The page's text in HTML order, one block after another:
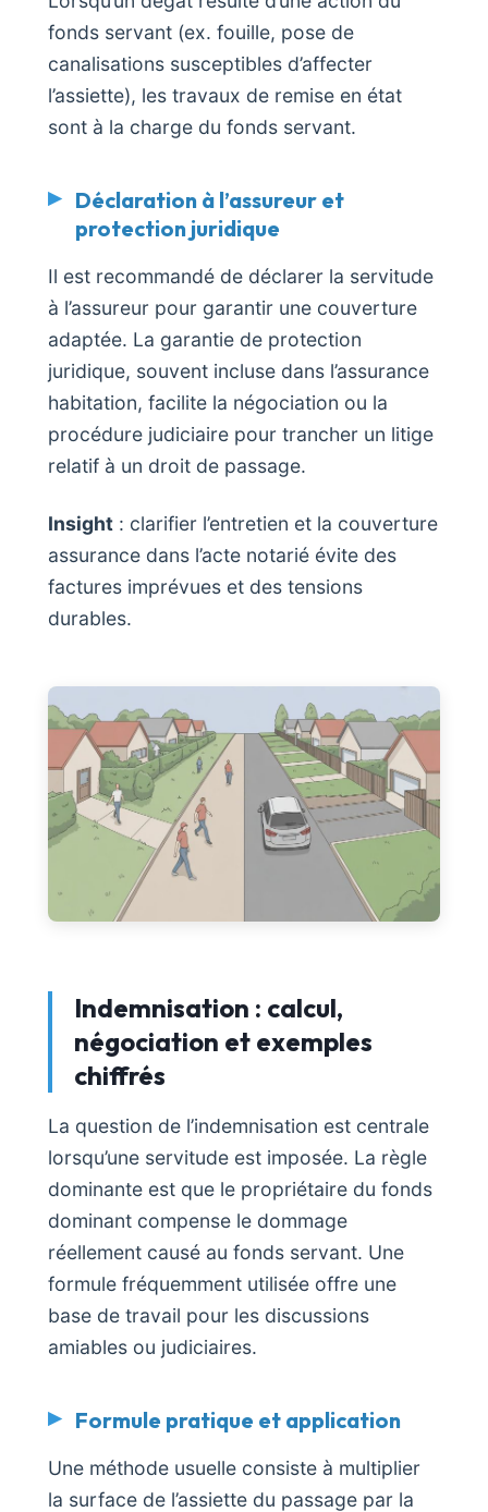
fonds servant (ex. fouille, pose de
canalisations susceptibles d’affecter
l’assiette), les travaux de remise en état
sont à la charge du fonds servant.
Déclaration à l’assureur et
protection juridique
Il est recommandé de déclarer la servitude
à l’assureur pour garantir une couverture
adaptée. La garantie de protection
juridique, souvent incluse dans l’assurance
habitation, facilite la négociation ou la
procédure judiciaire pour trancher un litige
relatif à un droit de passage.
Insight : clarifier l’entretien et la couverture
assurance dans l’acte notarié évite des
factures imprévues et des tensions
durables.
Indemnisation : calcul,
négociation et exemples
chiffrés
La question de l’indemnisation est centrale
lorsqu’une servitude est imposée. La règle
dominante est que le propriétaire du fonds
dominant compense le dommage
réellement causé au fonds servant. Une
formule fréquemment utilisée offre une
base de travail pour les discussions
amiables ou judiciaires.
Formule pratique et application
Une méthode usuelle consiste à multiplier
la surface de l’assiette du passage par la